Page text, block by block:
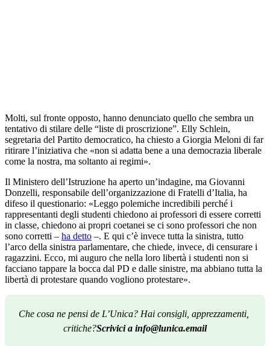
Molti, sul fronte opposto, hanno denunciato quello che sembra un
tentativo di stilare delle “liste di proscrizione”. Elly Schlein,
segretaria del Partito democratico, ha chiesto a Giorgia Meloni di far
ritirare l’iniziativa che «non si adatta bene a una democrazia liberale
come la nostra, ma soltanto ai regimi».
Il Ministero dell’Istruzione ha aperto un’indagine, ma Giovanni
Donzelli, responsabile dell’organizzazione di Fratelli d’Italia, ha
difeso il questionario: «Leggo polemiche incredibili perché i
rappresentanti degli studenti chiedono ai professori di essere corretti
in classe, chiedono ai propri coetanei se ci sono professori che non
sono corretti – ha detto –. E qui c’è invece tutta la sinistra, tutto
l’arco della sinistra parlamentare, che chiede, invece, di censurare i
ragazzini. Ecco, mi auguro che nella loro libertà i studenti non si
facciano tappare la bocca dal PD e dalle sinistre, ma abbiano tutta la
libertà di protestare quando vogliono protestare».
Che cosa ne pensi de L’Unica? Hai consigli, apprezzamenti,
critiche?Scrivici a info@lunica.email